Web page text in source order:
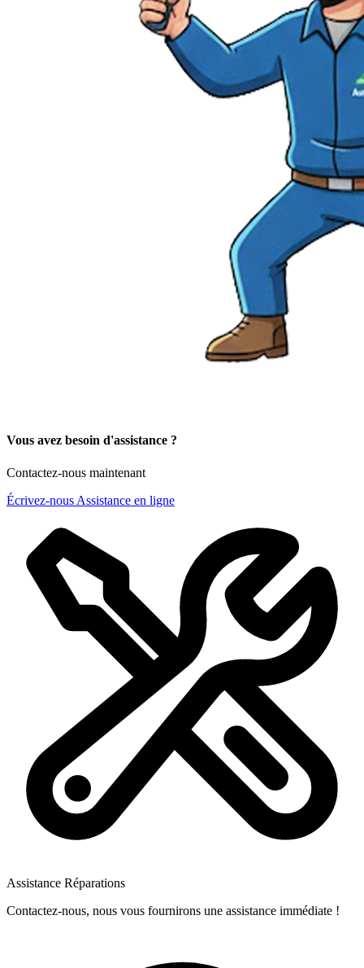
Vous avez besoin d'assistance ?
Contactez-nous maintenant
Écrivez-nous Assistance en ligne
Assistance Réparations
Contactez-nous, nous vous fournirons une assistance immédiate !